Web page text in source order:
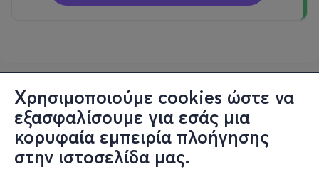
Χρησιμοποιούμε cookies ώστε να
εξασφαλίσουμε για εσάς μια
κορυφαία εμπειρία πλοήγησης
στην ιστοσελίδα μας.